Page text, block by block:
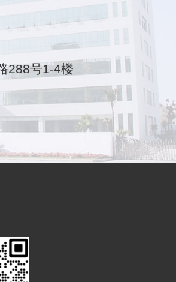
288号1-4楼